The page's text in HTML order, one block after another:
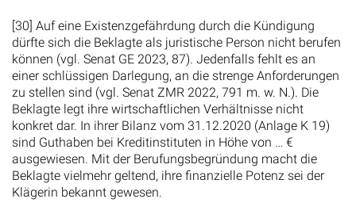
[30] Auf eine Existenzgefährdung durch die Kündigung
dürfte sich die Beklagte als juristische Person nicht berufen
können (vgl. Senat GE 2023, 87). Jedenfalls fehlt es an
einer schlüssigen Darlegung, an die strenge Anforderungen
zu stellen sind (vgl. Senat ZMR 2022, 791 m. w. N.). Die
Beklagte legt ihre wirtschaftlichen Verhältnisse nicht
konkret dar. In ihrer Bilanz vom 31.12.2020 (Anlage K 19)
sind Guthaben bei Kreditinstituten in Höhe von … €
ausgewiesen. Mit der Berufungsbegründung macht die
Beklagte vielmehr geltend, ihre finanzielle Potenz sei der
Klägerin bekannt gewesen.